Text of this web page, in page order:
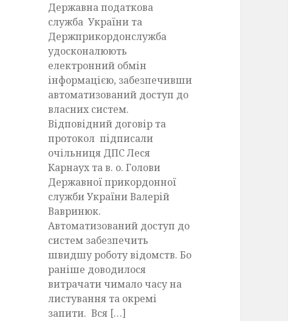
Державна податкова
служба України та
Держприкордонслужба
удосконалюють
електронний обмін
інформацією, забезпечивши
автоматизований доступ до
власних систем.
Відповідний договір та
протокол підписали
очільниця ДПС Леся
Карнаух та в. о. Голови
Державної прикордонної
служби України Валерій
Вавринюк.
Автоматизований доступ до
систем забезпечить
швидшу роботу відомств. Бо
раніше доводилося
витрачати чимало часу на
листування та окремі
запити. Вся […]